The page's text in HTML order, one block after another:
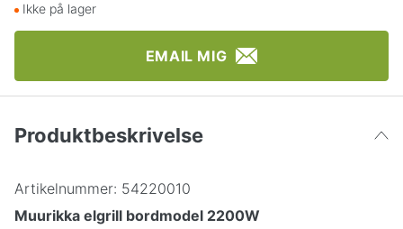
Ikke på lager
EMAIL MIG
Produktbeskrivelse
Artikelnummer: 54220010
Muurikka elgrill bordmodel 2200W